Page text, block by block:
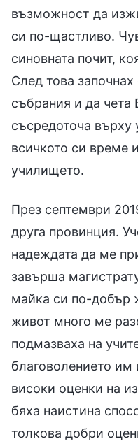
възможност да
си по-щастливо.
синовната почит,
След това
събрания и да чета
съсредоточа върху
всичкото си време
училището.
През септември
друга провинция.
надеждата да ме
завърша
майка си по-добър
живот много ме
подмазваха на
благоволението им
високи оценки на
бяха наистина
толкова добри